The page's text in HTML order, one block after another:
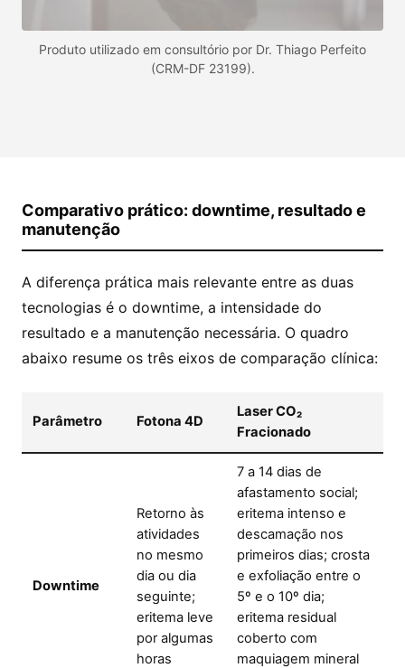
Produto utilizado em consultório por Dr. Thiago Perfeito
(CRM-DF 23199).
Comparativo prático: downtime, resultado e
manutenção
A diferença prática mais relevante entre as duas
tecnologias é o downtime, a intensidade do
resultado e a manutenção necessária. O quadro
abaixo resume os três eixos de comparação clínica:
Parâmetro Fotona 4D
Laser CO₂
Fracionado
Downtime
Retorno às
atividades
no mesmo
dia ou dia
seguinte;
eritema leve
por algumas
horas
7 a 14 dias de
afastamento social;
eritema intenso e
descamação nos
primeiros dias; crosta
e exfoliação entre o
5º e o 10º dia;
eritema residual
coberto com
maquiagem mineral